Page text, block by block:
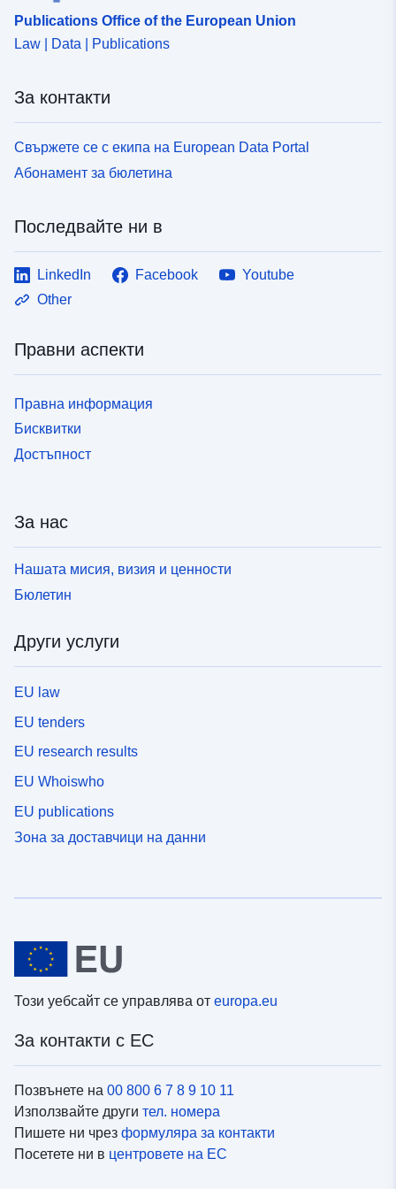
Publications Office of the European Union
Law | Data | Publications
За контакти
Свържете се с екипа на European Data Portal
Абонамент за бюлетина
Последвайте ни в
LinkedIn Facebook
Youtube
Other
Правни аспекти
Правна информация
Бисквитки
Достъпност
За нас
Нашата мисия, визия и ценности
Бюлетин
Други услуги
EU law
EU tenders
EU research results
EU Whoiswho
EU publications
Зона за доставчици на данни
Този уебсайт се управлява от europa.eu
За контакти с ЕС
Позвънете на 00 800 6 7 8 9 10 11
Използвайте други тел. номера
Пишете ни чрез формуляра за контакти
Посетете ни в центровете на ЕС